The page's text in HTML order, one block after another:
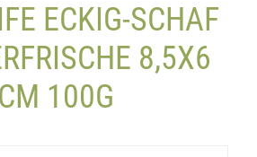
ECKIG-SCHAF
8,5X6
CM 100G